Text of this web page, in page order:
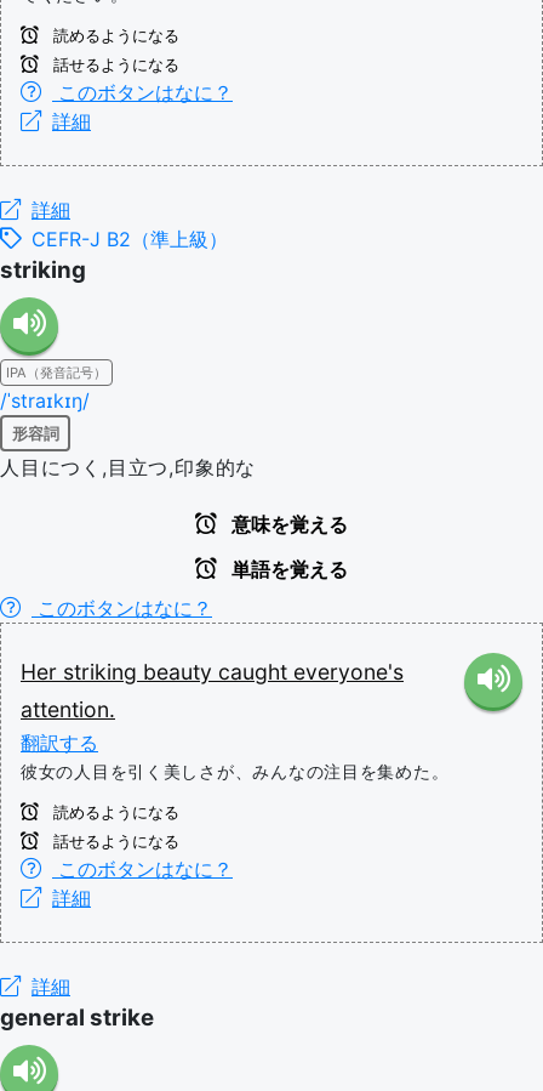
読めるようになる
話せるようになる
このボタンはなに？
詳細
詳細
CEFR-J B2（準上級）
striking
IPA（発音記号）
/ˈstraɪkɪŋ/
形容詞
人目につく,目立つ,印象的な
意味を覚える
単語を覚える
このボタンはなに？
Her striking beauty caught everyone's
attention.
翻訳する
彼女の人目を引く美しさが、みんなの注目を集めた。
読めるようになる
話せるようになる
このボタンはなに？
詳細
詳細
general strike